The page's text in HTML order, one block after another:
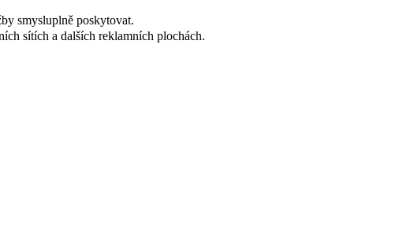
smysluplně poskytovat.
sítích a dalších reklamních plochách.